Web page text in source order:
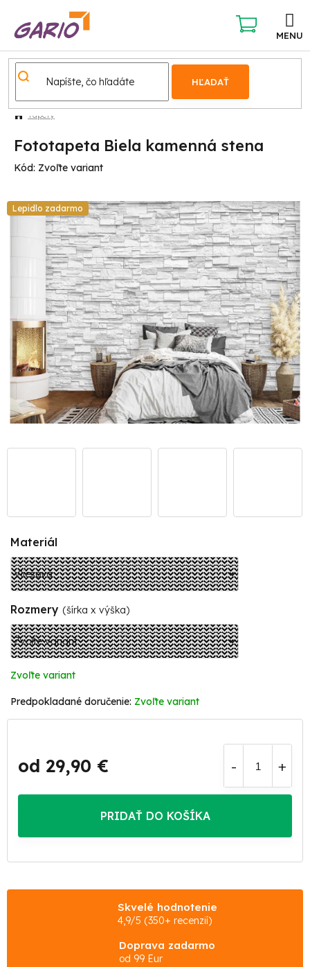
obsah
HĽADAŤ
NÁKUPNÝ
KOŠÍK
Tapety
Fototapeta Biela kamenná stena
Kód: Zvoľte variant
Lepidlo zadarmo
Materiál
Rozmery (šírka x výška)
Zvoľte variant
Zvoľte variant
od 29,90 €
Jednotková
cena:
PRIDAŤ DO KOŠÍKA
Skvelé hodnotenie
4,9/5 (350+ recenzií)
Doprava zadarmo
od 99 Eur